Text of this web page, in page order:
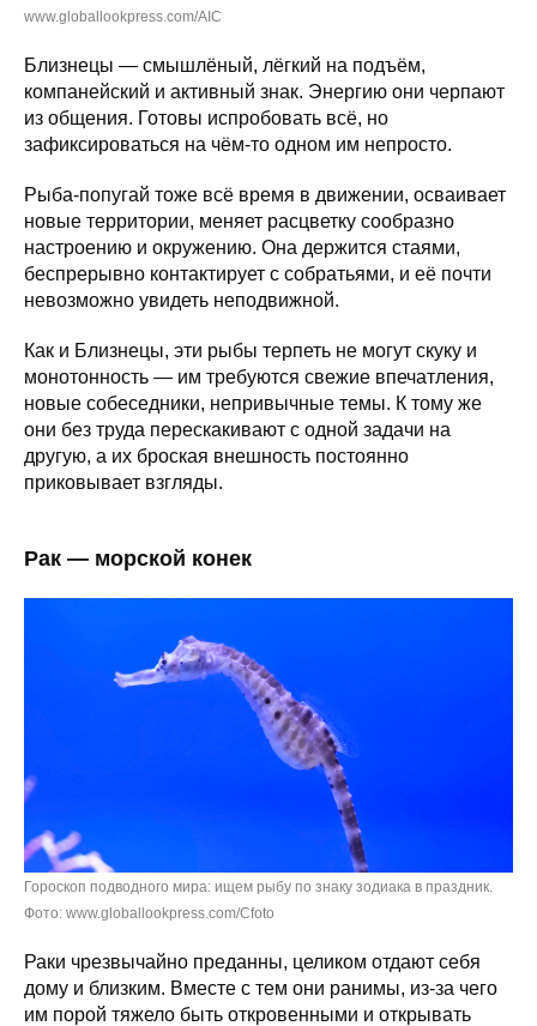
www.globallookpress.com/AIC
Близнецы — смышлёный, лёгкий на подъём,
компанейский и активный знак. Энергию они черпают
из общения. Готовы испробовать всё, но
зафиксироваться на чём-то одном им непросто.
Рыба-попугай тоже всё время в движении, осваивает
новые территории, меняет расцветку сообразно
настроению и окружению. Она держится стаями,
беспрерывно контактирует с собратьями, и её почти
невозможно увидеть неподвижной.
Как и Близнецы, эти рыбы терпеть не могут скуку и
монотонность — им требуются свежие впечатления,
новые собеседники, непривычные темы. К тому же
они без труда перескакивают с одной задачи на
другую, а их броская внешность постоянно
приковывает взгляды.
Рак — морской конек
Гороскоп подводного мира: ищем рыбу по знаку зодиака в праздник.
Фото: www.globallookpress.com/Cfoto
Раки чрезвычайно преданны, целиком отдают себя
дому и близким. Вместе с тем они ранимы, из-за чего
им порой тяжело быть откровенными и открывать